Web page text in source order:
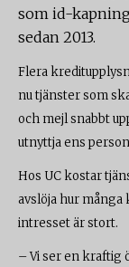
som id-
sedan 2013.
Flera
nu tjänster som
och mejl snabbt
utnyttja ens
Hos UC kostar
avslöja hur
intresset är stort.
– Vi ser en kraftig